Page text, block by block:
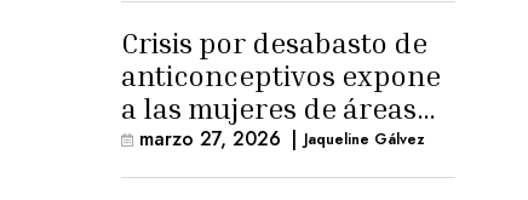
Crisis por desabasto de
anticonceptivos expone
a las mujeres de áreas
rurales
marzo 27, 2026 | Jaqueline Gálvez